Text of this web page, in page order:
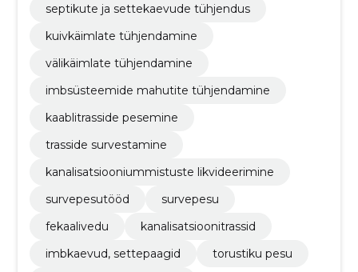
septikute ja settekaevude tühjendus
kuivkäimlate tühjendamine
välikäimlate tühjendamine
imbsüsteemide mahutite tühjendamine
kaablitrasside pesemine
trasside survestamine
kanalisatsiooniummistuste likvideerimine
survepesutööd
survepesu
fekaalivedu
kanalisatsioonitrassid
imbkaevud, settepaagid
torustiku pesu